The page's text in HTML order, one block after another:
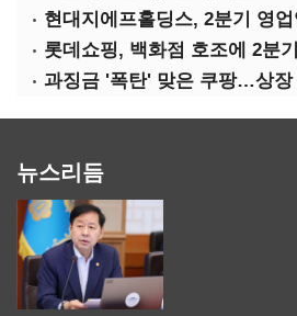
롯데쇼핑, 백화점 호조에 2분
과징금 '폭탄' 맞은 쿠팡…상장
뉴스리듬